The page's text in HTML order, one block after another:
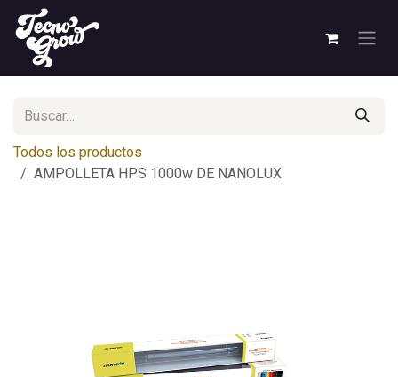
Ir al contenido
Todos los productos
AMPOLLETA HPS 1000w DE NANOLUX